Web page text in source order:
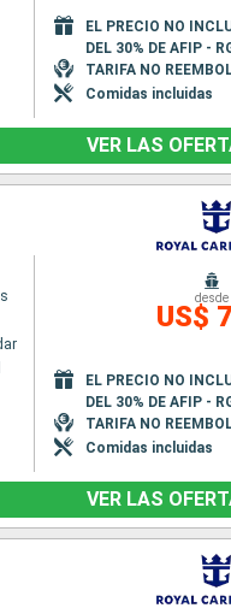
EL PRECIO NO
DEL 30% DE AFIP -
TARIFA NO
Comidas incluidas
VER LAS
desde
US$
EL PRECIO NO
DEL 30% DE AFIP -
TARIFA NO
Comidas incluidas
VER LAS